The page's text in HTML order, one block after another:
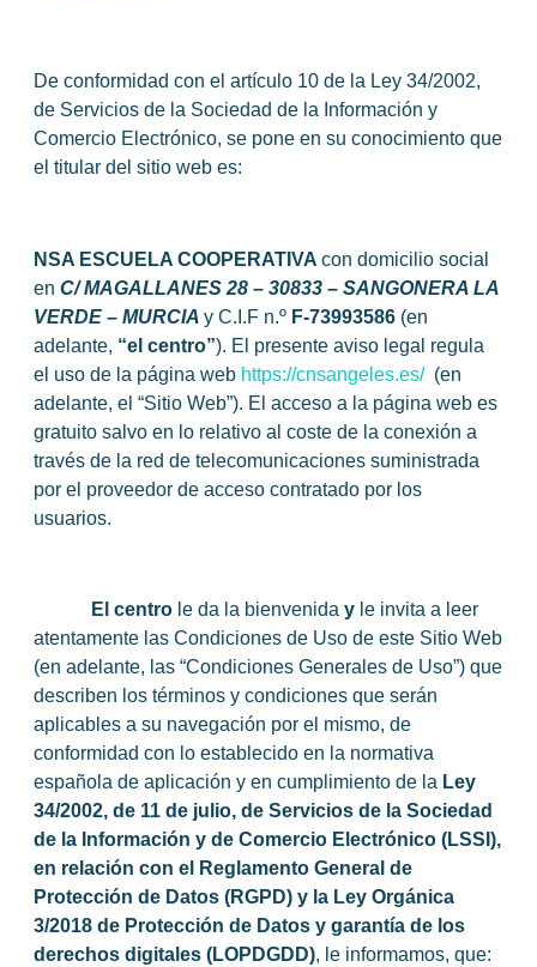
De conformidad con el artículo 10 de la Ley 34/2002,
de Servicios de la Sociedad de la Información y
Comercio Electrónico, se pone en su conocimiento que
el titular del sitio web es:
NSA ESCUELA COOPERATIVA con domicilio social
en C/ MAGALLANES 28 – 30833 – SANGONERA LA
VERDE – MURCIA y C.I.F n.ºF-73993586 (en
adelante, “el centro”). El presente aviso legal regula
el uso de la página web https://cnsangeles.es/(en
adelante, el “Sitio Web”). El acceso a la página web es
gratuito salvo en lo relativo al coste de la conexión a
través de la red de telecomunicaciones suministrada
por el proveedor de acceso contratado por los
usuarios.
El centrole da la bienvenida yle invita a leer
atentamente las Condiciones de Uso de este Sitio Web
(en adelante, las “Condiciones Generales de Uso”) que
describen los términos y condiciones que serán
aplicables a su navegación por el mismo, de
conformidad con lo establecido en la normativa
española de aplicación y en cumplimiento de la Ley
34/2002, de 11 de julio, de Servicios de la Sociedad
de la Información y de Comercio Electrónico (LSSI),
en relación con el Reglamento General de
Protección de Datos (RGPD) y la Ley Orgánica
3/2018 de Protección de Datos y garantía de los
derechos digitales (LOPDGDD), le informamos, que: